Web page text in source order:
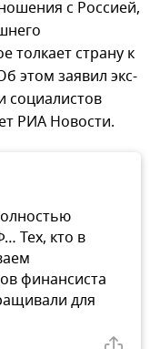
с Россией,
толкает страну к
этом заявил экс-
социалистов
РИА Новости.
Тех, кто в
финансиста
для